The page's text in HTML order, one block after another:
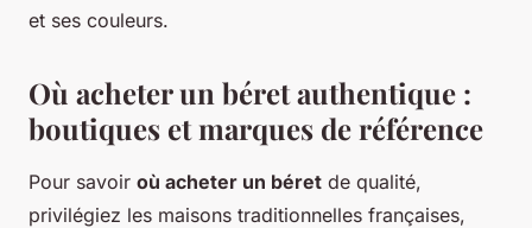
et ses couleurs.
Où acheter un béret authentique :
boutiques et marques de référence
Pour savoir où acheter un béret de qualité,
privilégiez les maisons traditionnelles françaises,